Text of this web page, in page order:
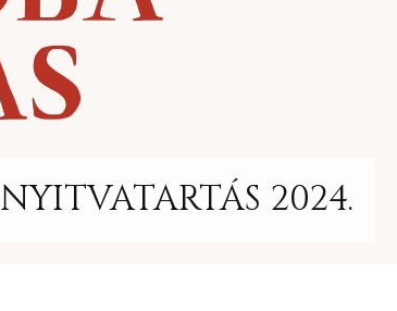
NYITVATARTÁS 2024.